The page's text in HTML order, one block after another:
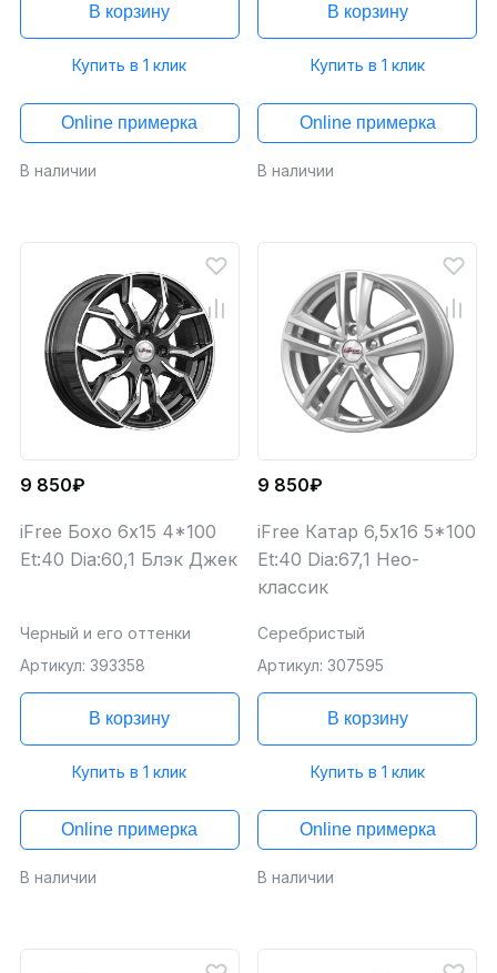
В корзину
Купить в 1 клик
Online примерка
В наличии
В корзину
Купить в 1 клик
Online примерка
В наличии
9 850₽
iFree Бохо 6x15 4*100
Et:40 Dia:60,1 Блэк Джек
Черный и его оттенки
Артикул: 393358
В корзину
Купить в 1 клик
Online примерка
В наличии
9 850₽
iFree Катар 6,5x16 5*100
Et:40 Dia:67,1 Нео-
классик
Серебристый
Артикул: 307595
В корзину
Купить в 1 клик
Online примерка
В наличии